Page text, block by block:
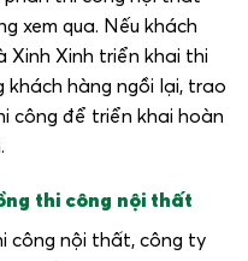
xem qua. Nếu khách
Xinh Xinh triển khai thi
khách hàng ngồi lại, trao
công để triển khai hoàn
thi công nội thất
công nội thất, công ty